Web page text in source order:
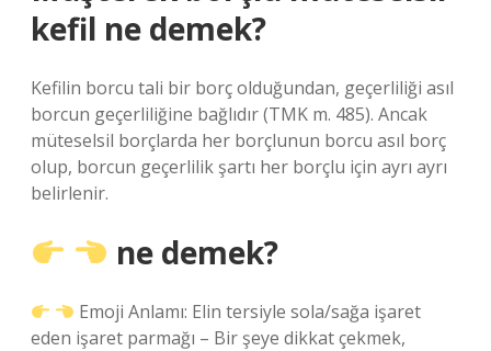
kefil ne demek?
Kefilin borcu tali bir borç olduğundan, geçerliliği asıl
borcun geçerliliğine bağlıdır (TMK m. 485). Ancak
müteselsil borçlarda her borçlunun borcu asıl borç
olup, borcun geçerlilik şartı her borçlu için ayrı ayrı
belirlenir.
ne demek?
Emoji Anlamı: Elin tersiyle sola/sağa işaret
eden işaret parmağı – Bir şeye dikkat çekmek,